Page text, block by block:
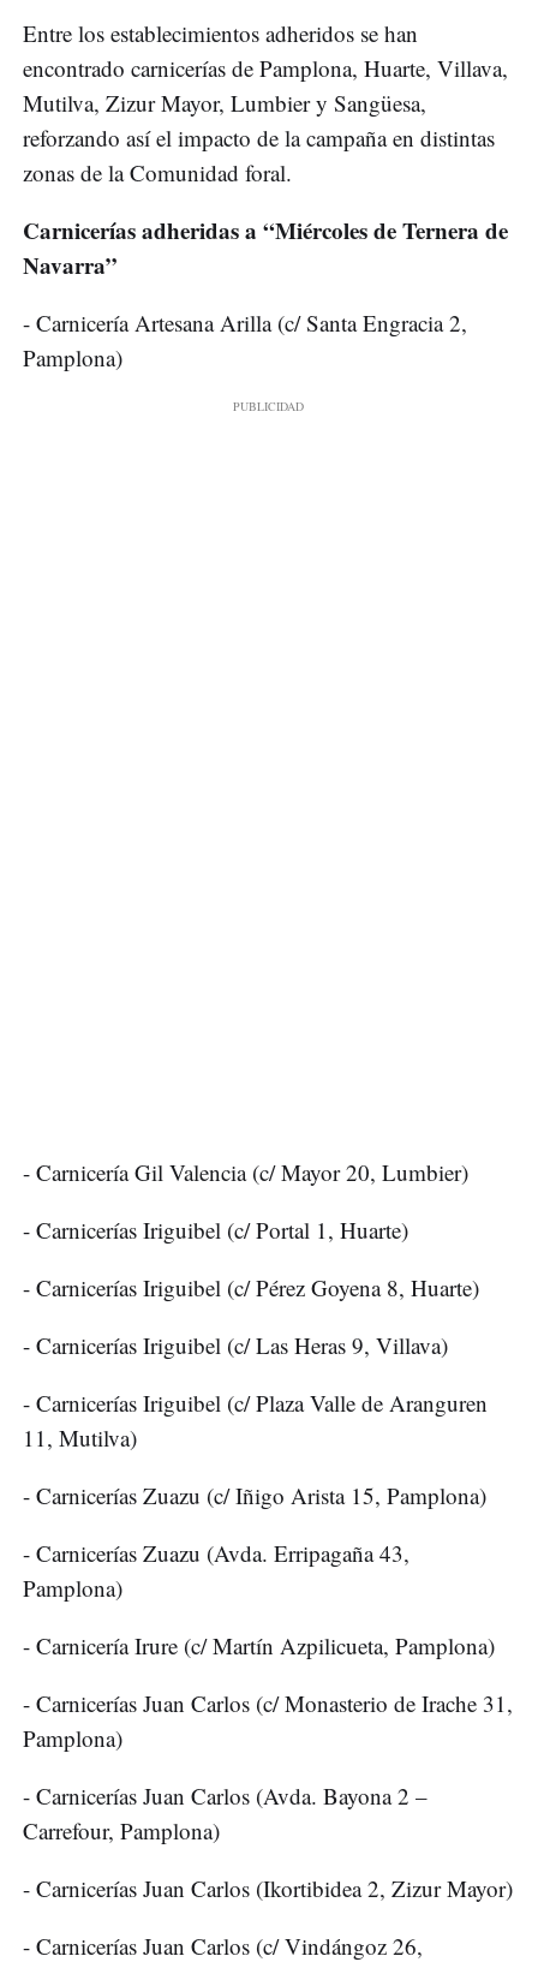
Entre los establecimientos adheridos se han
encontrado carnicerías de Pamplona, Huarte, Villava,
Mutilva, Zizur Mayor, Lumbier y Sangüesa,
reforzando así el impacto de la campaña en distintas
zonas de la Comunidad foral.
Carnicerías adheridas a “Miércoles de Ternera de
Navarra”
- Carnicería Artesana Arilla (c/ Santa Engracia 2,
Pamplona)
- Carnicería Gil Valencia (c/ Mayor 20, Lumbier)
- Carnicerías Iriguibel (c/ Portal 1, Huarte)
- Carnicerías Iriguibel (c/ Pérez Goyena 8, Huarte)
- Carnicerías Iriguibel (c/ Las Heras 9, Villava)
- Carnicerías Iriguibel (c/ Plaza Valle de Aranguren
11, Mutilva)
- Carnicerías Zuazu (c/ Iñigo Arista 15, Pamplona)
- Carnicerías Zuazu (Avda. Erripagaña 43,
Pamplona)
- Carnicería Irure (c/ Martín Azpilicueta, Pamplona)
- Carnicerías Juan Carlos (c/ Monasterio de Irache 31,
Pamplona)
- Carnicerías Juan Carlos (Avda. Bayona 2 –
Carrefour, Pamplona)
- Carnicerías Juan Carlos (Ikortibidea 2, Zizur Mayor)
- Carnicerías Juan Carlos (c/ Vindángoz 26,